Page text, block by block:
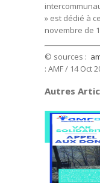
» est dédié à
novembre de
© sources :
: AMF / 14 Oct
Autres